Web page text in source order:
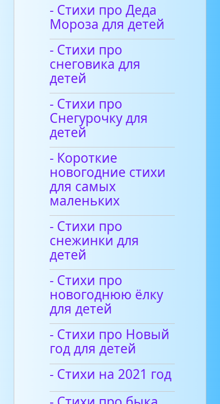
- Стихи про Деда
Мороза для детей
- Стихи про
снеговика для
детей
- Стихи про
Снегурочку для
детей
- Короткие
новогодние стихи
для самых
маленьких
- Стихи про
снежинки для
детей
- Стихи про
новогоднюю ёлку
для детей
- Стихи про Новый
год для детей
- Стихи на 2021 год